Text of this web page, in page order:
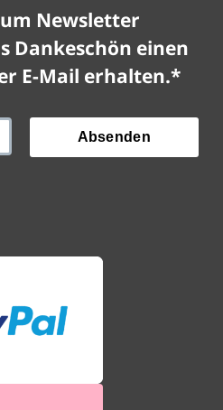
Newsletter
Dankeschön einen
E-Mail erhalten.*